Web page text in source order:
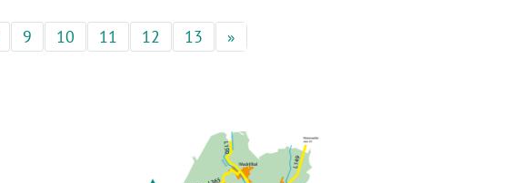
9 10 11 12 13 »